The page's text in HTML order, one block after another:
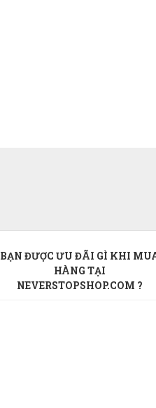
BẠN ĐƯỢC ƯU ĐÃI GÌ KHI
HÀNG TẠI
NEVERSTOPSHOP.COM ?